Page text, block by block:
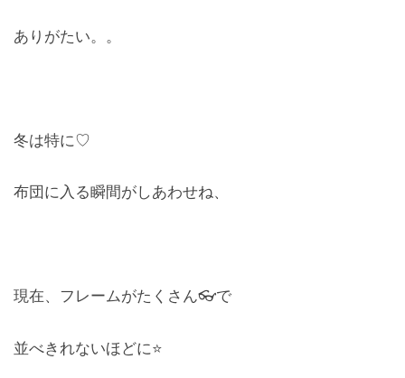
ありがたい。。
冬は特に♡
布団に入る瞬間がしあわせね、
現在、フレームがたくさん👓で
並べきれないほどに⭐️